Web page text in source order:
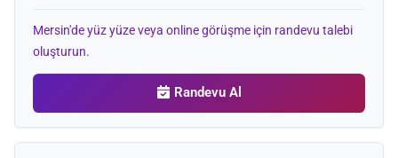
Mersin'de yüz yüze veya online görüşme için randevu talebi
oluşturun.
Randevu Al